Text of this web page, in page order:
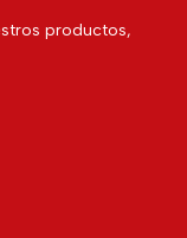
productos,